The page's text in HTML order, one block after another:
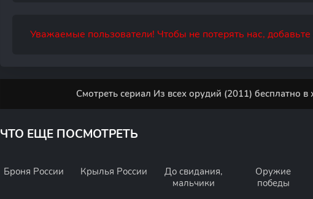
Уважаемые пользователи! Чтобы не потерять нас, добавьте
Смотреть сериал Из всех орудий (2011) бесплатно в
ЧТО ЕЩЕ ПОСМОТРЕТЬ
Броня России Крылья России
До свидания,
мальчики
Оружие
победы